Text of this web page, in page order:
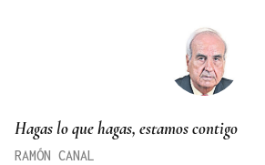
Hagas lo que hagas, estamos contigo
RAMÓN CANAL